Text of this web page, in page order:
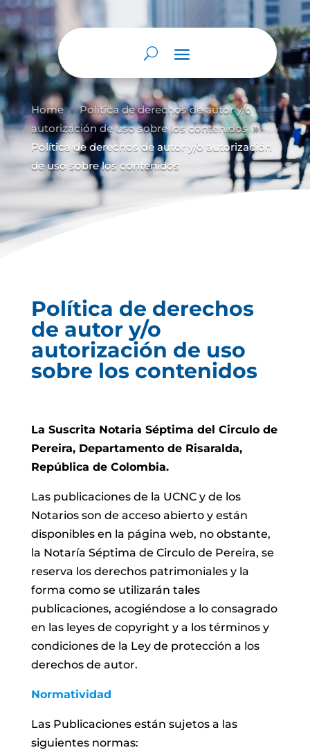
Home 9 Política de derechos de autor y/o
autorización de uso sobre los contenidos 9
Política de derechos de autor y/o autorización
de uso sobre los contenidos
Política de derechos
de autor y/o
autorización de uso
sobre los contenidos
La Suscrita Notaria Séptima del Circulo de
Pereira, Departamento de Risaralda,
República de Colombia.
Las publicaciones de la UCNC y de los
Notarios son de acceso abierto y están
disponibles en la página web, no obstante,
la Notaría Séptima de Circulo de Pereira, se
reserva los derechos patrimoniales y la
forma como se utilizarán tales
publicaciones, acogiéndose a lo consagrado
en las leyes de copyright y a los términos y
condiciones de la Ley de protección a los
derechos de autor.
Normatividad
Las Publicaciones están sujetos a las
siguientes normas: